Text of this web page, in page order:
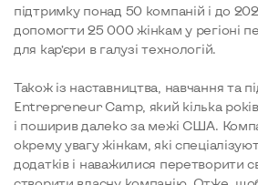
підтримку понад 50 компаній і до
допомогти 25 000 жінкам у регіоні
для кар’єри в галузі технологій.
Також із наставництва, навчання та
Entrepreneur Camp, який кілька
і поширив далеко за межі США.
окрему увагу жінкам, які
додатків і наважилися перетворити